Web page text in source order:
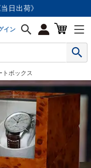
日出荷》
イン
トボックス